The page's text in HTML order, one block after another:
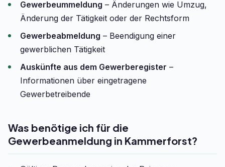
Gewerbeummeldung – Änderungen wie Umzug,
Änderung der Tätigkeit oder der Rechtsform
Gewerbeabmeldung – Beendigung einer
gewerblichen Tätigkeit
Auskünfte aus dem Gewerberegister –
Informationen über eingetragene
Gewerbetreibende
Was benötige ich für die
Gewerbeanmeldung in Kammerforst?